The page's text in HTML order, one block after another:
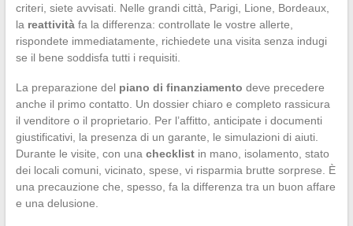
criteri, siete avvisati. Nelle grandi città, Parigi, Lione, Bordeaux,
la reattivitàfa la differenza: controllate le vostre allerte,
rispondete immediatamente, richiedete una visita senza indugi
se il bene soddisfa tutti i requisiti.
La preparazione del piano di finanziamento deve precedere
anche il primo contatto. Un dossier chiaro e completo rassicura
il venditore o il proprietario. Per l’affitto, anticipate i documenti
giustificativi, la presenza di un garante, le simulazioni di aiuti.
Durante le visite, con una checklistin mano, isolamento, stato
dei locali comuni, vicinato, spese, vi risparmia brutte sorprese. È
una precauzione che, spesso, fa la differenza tra un buon affare
e una delusione.